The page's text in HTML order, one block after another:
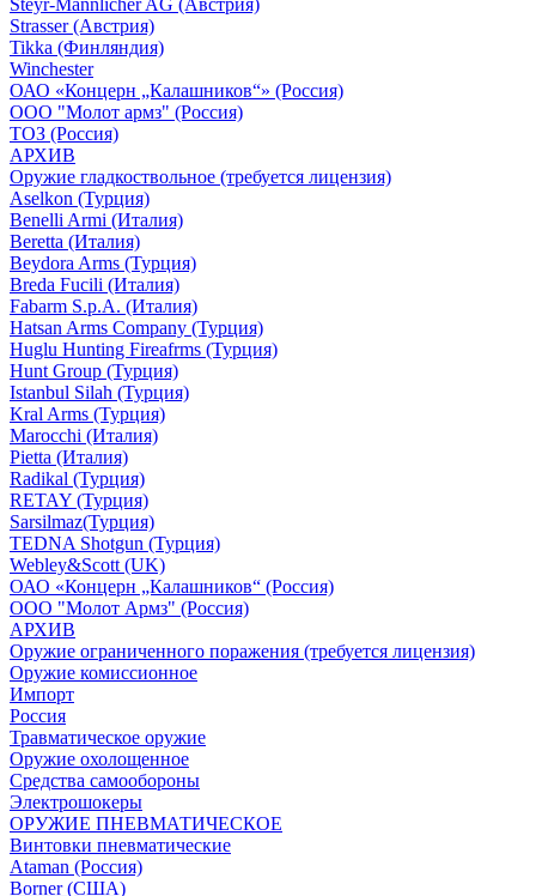
Steyr-Mannlicher AG (Австрия)
Strasser (Австрия)
Tikka (Финляндия)
Winchester
ОАО «Концерн „Калашников“» (Россия)
ООО "Молот армз" (Россия)
ТОЗ (Россия)
АРХИВ
Оружие гладкоствольное (требуется лицензия)
Aselkon (Турция)
Benelli Armi (Италия)
Beretta (Италия)
Beydora Arms (Турция)
Breda Fucili (Италия)
Fabarm S.p.A. (Италия)
Hatsan Arms Company (Турция)
Huglu Hunting Fireafrms (Турция)
Hunt Group (Турция)
Istanbul Silah (Турция)
Kral Arms (Турция)
Marocchi (Италия)
Pietta (Италия)
Radikal (Турция)
RETAY (Турция)
Sarsilmaz(Турция)
TEDNA Shotgun (Турция)
Webley&Scott (UK)
ОАО «Концерн „Калашников“ (Россия)
ООО "Молот Армз" (Россия)
АРХИВ
Оружие ограниченного поражения (требуется лицензия)
Оружие комиссионное
Импорт
Россия
Травматическое оружие
Оружие охолощенное
Средства самообороны
Электрошокеры
ОРУЖИЕ ПНЕВМАТИЧЕСКОЕ
Винтовки пневматические
Ataman (Россия)
Borner (США)